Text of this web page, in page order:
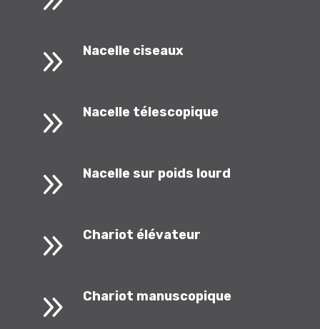
9
Nacelle ciseaux
9 Nacelle télescopique
9 Nacelle sur poids lourd
9 Chariot élévateur
9 Chariot manuscopique